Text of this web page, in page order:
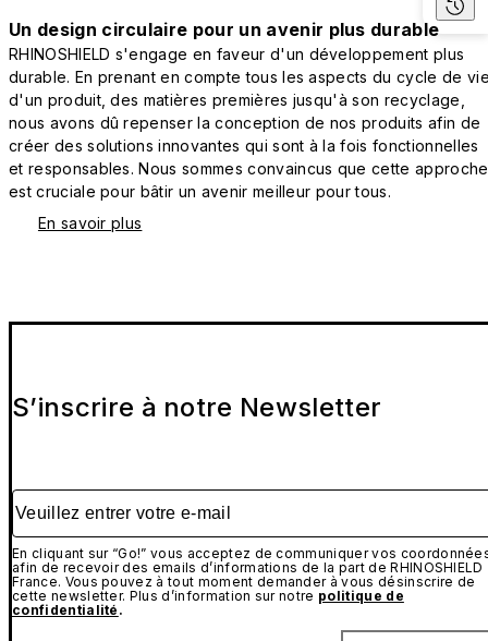
Un design circulaire pour un avenir plus durable
RHINOSHIELD s'engage en faveur d'un développement plus
durable. En prenant en compte tous les aspects du cycle de
d'un produit, des matières premières jusqu'à son recyclage,
nous avons dû repenser la conception de nos produits afin de
créer des solutions innovantes qui sont à la fois fonctionnelles
et responsables. Nous sommes convaincus que cette approche
est cruciale pour bâtir un avenir meilleur pour tous.
En savoir plus
S’inscrire à notre Newsletter
Veuillez entrer votre e-mail
En cliquant sur “Go!” vous acceptez de communiquer vos
afin de recevoir des emails d’informations de la part de RHINOSHIELD
France. Vous pouvez à tout moment demander à vous désinscrire de
cette newsletter. Plus d’information sur notre politique de
confidentialité .